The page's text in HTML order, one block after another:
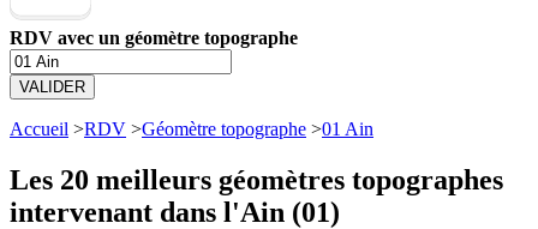
RDV avec un géomètre topographe
VALIDER
Accueil >RDV >Géomètre topographe >01 Ain
Les 20 meilleurs géomètres topographes
intervenant dans l'Ain (01)